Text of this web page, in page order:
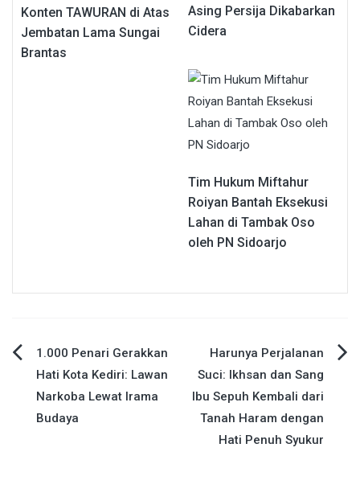
Konten TAWURAN di Atas
Jembatan Lama Sungai
Brantas
Asing Persija Dikabarkan
Cidera
Tim Hukum Miftahur
Roiyan Bantah Eksekusi
Lahan di Tambak Oso
oleh PN Sidoarjo
Navigasi
pos
1.000 Penari Gerakkan
Hati Kota Kediri: Lawan
Narkoba Lewat Irama
Budaya
Harunya Perjalanan
Suci: Ikhsan dan Sang
Ibu Sepuh Kembali dari
Tanah Haram dengan
Hati Penuh Syukur